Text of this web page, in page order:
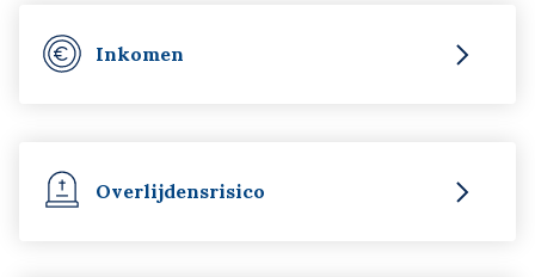
Inkomen
Overlijdensrisico